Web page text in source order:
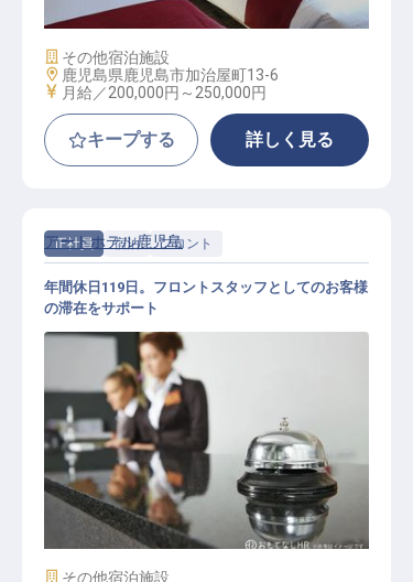
施設業態
その他宿泊施設
勤務地
鹿児島県鹿児島市加治屋町13-6
給与
月給／200,000円～ 250,000円
キープする 詳しく見る
正社員 宿泊 フロント
フロント・受付スタッフ
アートホテル鹿児島
年間休日119日。フロントスタッフとしてのお客様
の滞在をサポート
施設業態
その他宿泊施設